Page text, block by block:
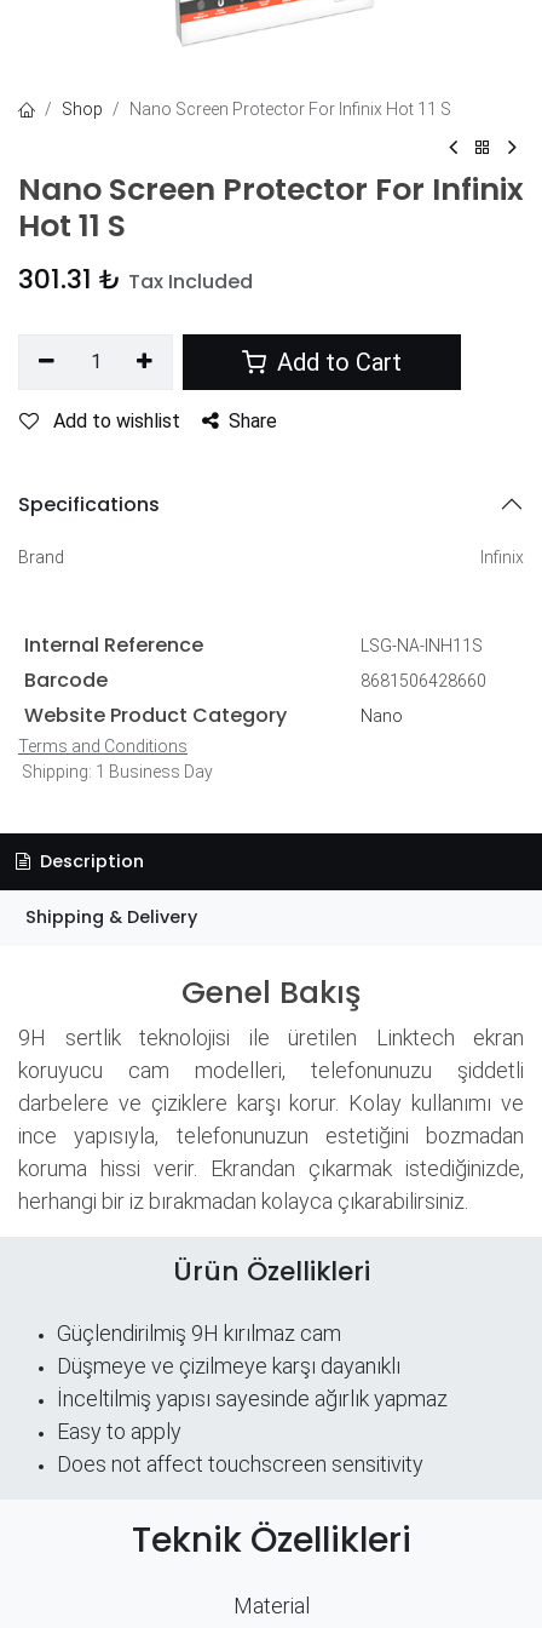
Shop Nano Screen Protector For Infinix Hot 11 S
Nano Screen Protector For Infinix
Hot 11 S
301.31 ₺ Tax Included
Add to Cart
Add to wishlist Share
Specifications
Brand Infinix
Internal Reference LSG-NA-INH11S
Barcode 8681506428660
Website Product Category
Nano
Terms and Conditions
Shipping: 1 Business Day
Description
Shipping & Delivery
Genel Bakış
9H sertlik teknolojisi ile üretilen Linktech ekran
koruyucu cam modelleri, telefonunuzu şiddetli
darbelere ve çiziklere karşı korur. Kolay kullanımı ve
ince yapısıyla, telefonunuzun estetiğini bozmadan
koruma hissi verir. Ekrandan çıkarmak istediğinizde,
herhangi bir iz bırakmadan kolayca çıkarabilirsiniz.
Ürün Özellikleri
Güçlendirilmiş 9H kırılmaz cam
Düşmeye ve çizilmeye karşı dayanıklı
İnceltilmiş yapısı sayesinde ağırlık yapmaz
Easy to apply
Does not affect touchscreen sensitivity
Teknik Özellikleri
Material